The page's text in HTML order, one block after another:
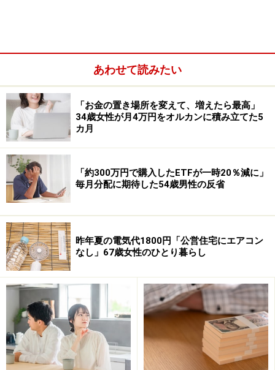
株主優待目的でもっとも買ってよかった銘柄は
リース＜8424＞とのこと。
優待が「ハーモニックのカタログギフトのため、ライン
アップが豊富で、眺めているだけでも楽しめる。最悪欲
しい物がなくても図書カードNEXTに引き換えられる点
が便利で気に入っている」といいます。
また「値がさ株（株価が市場全体の平均値に比べて高い
あわせて読みたい
「お金の置き場所を変えて、増えたら最高」
34歳女性が月4万円をオルカンに積み立てた5
カ月
「約300万円で購入したETFが一時20％減に」
毎月分配に期待した54歳男性の反省
昨年夏の電気代1800円「公営住宅にエアコン
なし」67歳女性のひとり暮らし